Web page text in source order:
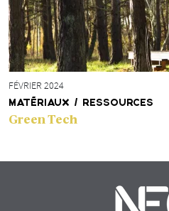
FÉVRIER 2024
MATÉRIAUX / RESSOURCES
Green Tech